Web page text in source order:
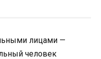
лицами —
человек